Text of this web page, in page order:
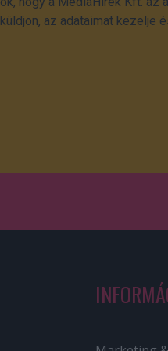
az adataimat kezelje